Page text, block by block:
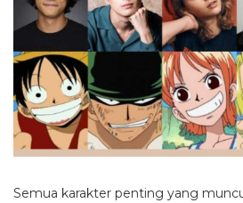
Semua karakter penting yang